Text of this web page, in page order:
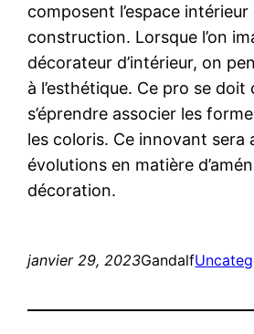
composent l’espace intérieur
construction. Lorsque l’on
décorateur d’intérieur, on
à l’esthétique. Ce pro se
s’éprendre associer les
les coloris. Ce innovant sera
évolutions en matière
décoration.
janvier 29, 2023Gandalf